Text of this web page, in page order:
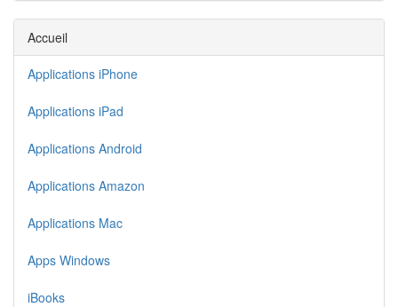
Accueil
Applications iPhone
Applications iPad
Applications Android
Applications Amazon
Applications Mac
Apps Windows
iBooks